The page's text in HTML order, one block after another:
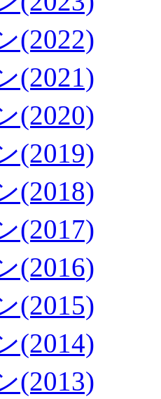
(2022)
(2021)
(2020)
(2019)
(2018)
(2017)
(2016)
(2015)
(2014)
(2013)